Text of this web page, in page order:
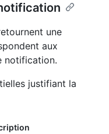
une
aux
notification.
justifiant la